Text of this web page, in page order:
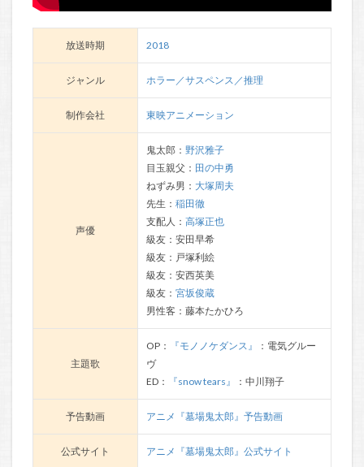
放送時期 2018
ジャンル ホラー／サスペンス／推理
制作会社 東映アニメーション
声優
鬼太郎： 野沢雅子
目玉親父： 田の中勇
ねずみ男： 大塚周夫
先生： 稲田徹
支配人： 高塚正也
級友：安田早希
級友：戸塚利絵
級友：安西英美
級友： 宮坂俊蔵
男性客：藤本たかひろ
主題歌
OP： 『モノノケダンス』
：電気グルー
ヴ
ED：
『snow tears』 ：中川翔子
予告動画 アニメ『墓場鬼太郎』予告動画
公式サイト アニメ『墓場鬼太郎』公式サイト